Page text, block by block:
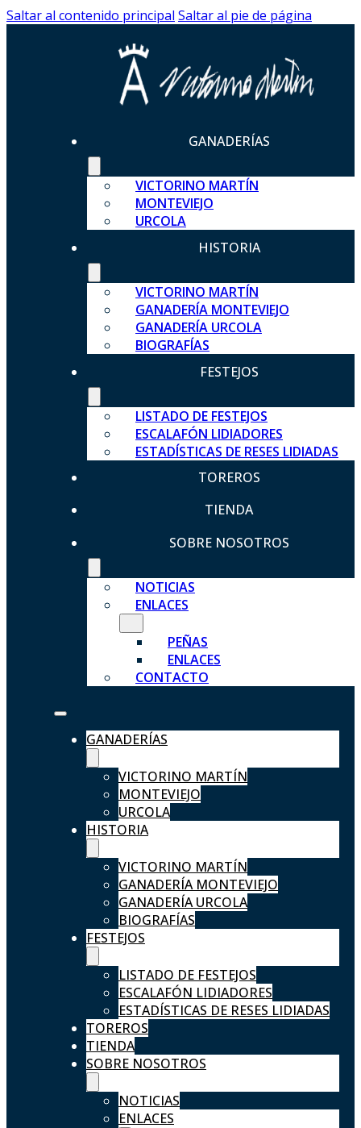
Saltar al contenido principal Saltar al pie de página
GANADERÍAS
VICTORINO MARTÍN
MONTEVIEJO
URCOLA
HISTORIA
VICTORINO MARTÍN
GANADERÍA MONTEVIEJO
GANADERÍA URCOLA
BIOGRAFÍAS
FESTEJOS
LISTADO DE FESTEJOS
ESCALAFÓN LIDIADORES
ESTADÍSTICAS DE RESES LIDIADAS
TOREROS
TIENDA
SOBRE NOSOTROS
NOTICIAS
ENLACES
PEÑAS
ENLACES
CONTACTO
GANADERÍAS
VICTORINO MARTÍN
MONTEVIEJO
URCOLA
HISTORIA
VICTORINO MARTÍN
GANADERÍA MONTEVIEJO
GANADERÍA URCOLA
BIOGRAFÍAS
FESTEJOS
LISTADO DE FESTEJOS
ESCALAFÓN LIDIADORES
ESTADÍSTICAS DE RESES LIDIADAS
TOREROS
TIENDA
SOBRE NOSOTROS
NOTICIAS
ENLACES